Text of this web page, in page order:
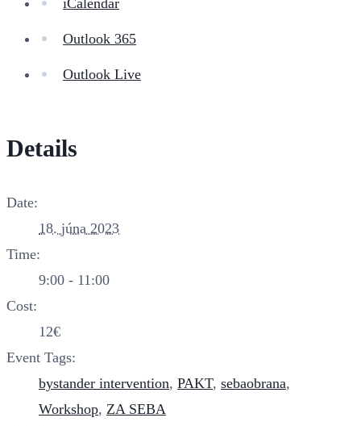
iCalendar
Outlook 365
Outlook Live
Details
Date:
18. júna 2023
Time:
9:00 - 11:00
Cost:
12€
Event Tags:
bystander intervention, PAKT, sebaobrana,
Workshop, ZA SEBA